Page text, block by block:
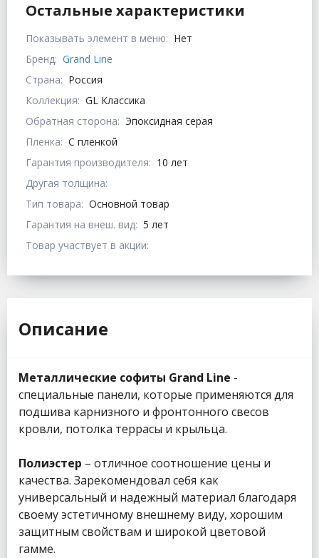
Остальные характеристики
Показывать элемент в меню: Нет
Бренд: Grand Line
Страна: Россия
Коллекция: GL Классика
Обратная сторона: Эпоксидная серая
Пленка: С пленкой
Гарантия производителя: 10 лет
Другая толщина:
Тип товара: Основной товар
Гарантия на внеш. вид: 5 лет
Товар участвует в акции:
Описание
Металлические софиты Grand Line -
специальные панели, которые применяются для
подшива карнизного и фронтонного свесов
кровли, потолка террасы и крыльца.
Полиэстер – отличное соотношение цены и
качества. Зарекомендовал себя как
универсальный и надежный материал благодаря
своему эстетичному внешнему виду, хорошим
защитным свойствам и широкой цветовой
гамме.